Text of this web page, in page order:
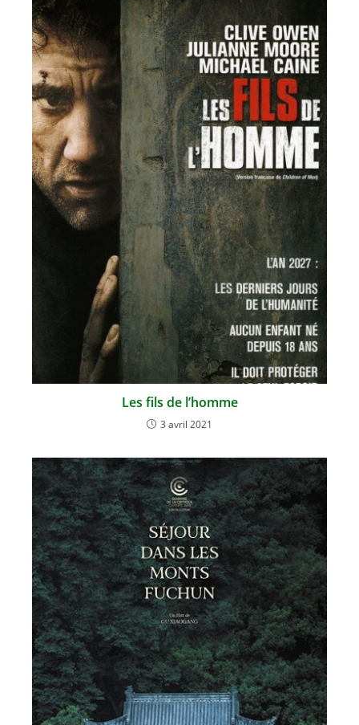
Les fils de l’homme
3 avril 2021